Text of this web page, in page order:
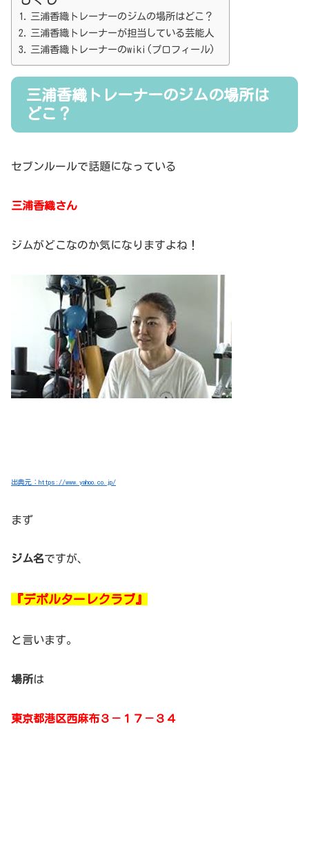
三浦香織トレーナーのジムの場所はどこ？
三浦香織トレーナーが担当している芸能人
三浦香織トレーナーのwiki(プロフィール)
三浦香織トレーナーのジムの場所は
どこ？
セブンルールで話題になっている
三浦香織さん
ジムがどこなのか気になりますよね！
出典元：https://www.yahoo.co.jp/
まず
ジム名ですが、
『デポルターレクラブ』
と言います。
場所は
東京都港区西麻布３－１７－３４